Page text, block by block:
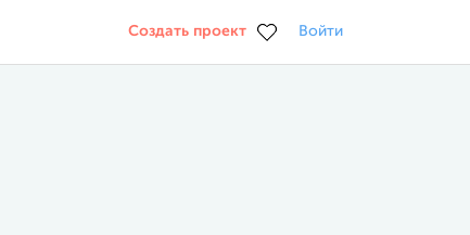
Создать проект Войти